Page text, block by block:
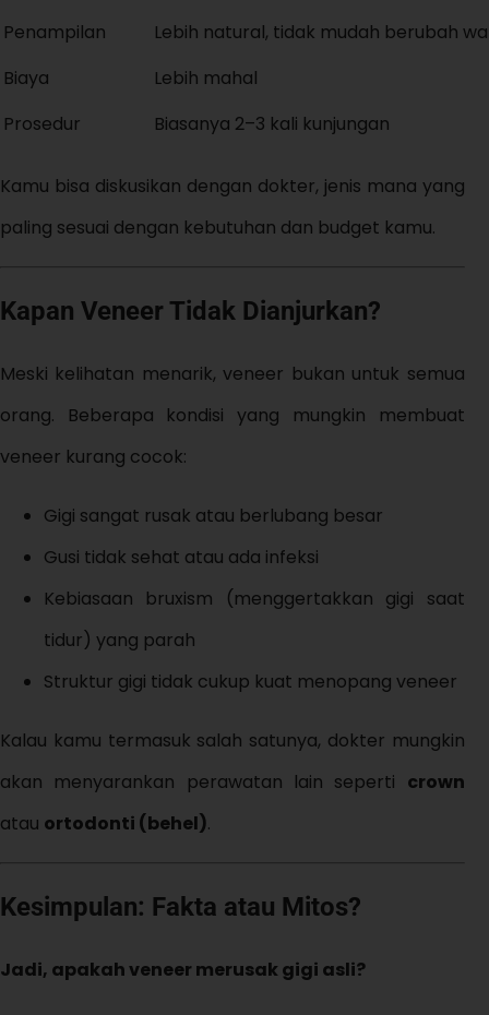
Penampilan
Lebih natural, tidak mudah berubah
Biaya
Lebih mahal
Prosedur
Biasanya 2–3 kali kunjungan
Kamu bisa diskusikan dengan dokter, jenis mana yang
paling sesuai dengan kebutuhan dan budget kamu.
Kapan Veneer Tidak Dianjurkan?
Meski kelihatan menarik, veneer bukan untuk semua
orang. Beberapa kondisi yang mungkin membuat
veneer kurang cocok:
Gigi sangat rusak atau berlubang besar
Gusi tidak sehat atau ada infeksi
Kebiasaan bruxism (menggertakkan gigi saat
tidur) yang parah
Struktur gigi tidak cukup kuat menopang veneer
Kalau kamu termasuk salah satunya, dokter mungkin
akan menyarankan perawatan lain seperti crown
atau ortodonti (behel).
Kesimpulan: Fakta atau Mitos?
Jadi, apakah veneer merusak gigi asli?